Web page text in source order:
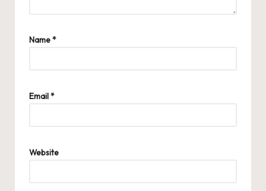
Name*
Email*
Website